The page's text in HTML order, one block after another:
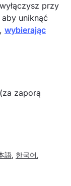
przy
uniknąć
, wybierając
zaporą
語, 한국어 ,